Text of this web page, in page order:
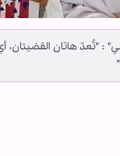
: "تُعدّ هاتان القضيتان،